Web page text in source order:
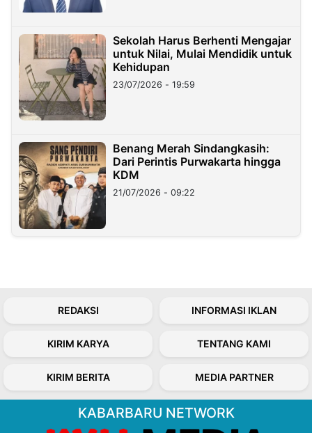
Sekolah Harus Berhenti Mengajar
untuk Nilai, Mulai Mendidik untuk
Kehidupan
23/07/2026 - 19:59
Benang Merah Sindangkasih:
Dari Perintis Purwakarta hingga
KDM
21/07/2026 - 09:22
REDAKSI INFORMASI IKLAN
KIRIM KARYA TENTANG KAMI
KIRIM BERITA MEDIA PARTNER
KABARBARU NETWORK